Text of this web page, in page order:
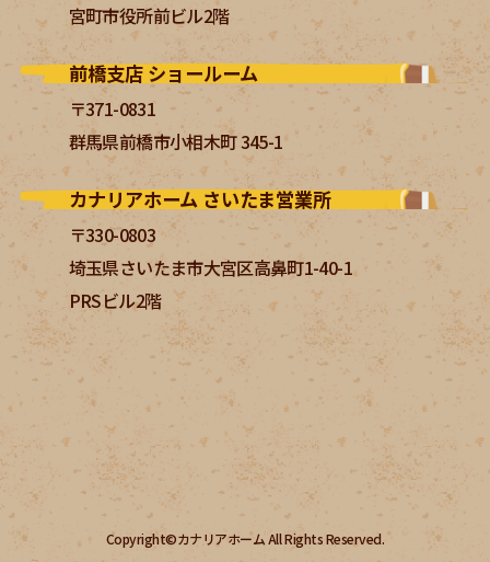
宮町市役所前ビル2階
前橋支店 ショールーム
〒371-0831
群馬県前橋市小相木町 345-1
カナリアホーム さいたま営業所
〒330-0803
埼玉県さいたま市大宮区高鼻町1-40-1
PRSビル2階
Copyright©カナリアホーム All Rights Reserved.